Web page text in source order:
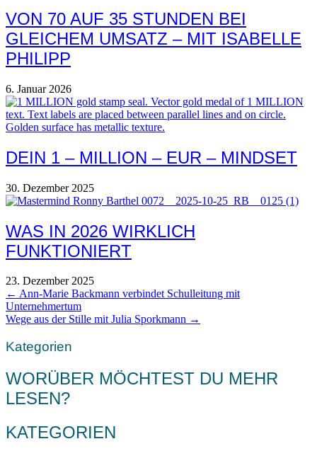
VON 70 AUF 35 STUNDEN BEI
GLEICHEM UMSATZ – MIT ISABELLE
PHILIPP
6. Januar 2026
DEIN 1 – MILLION – EUR – MINDSET
30. Dezember 2025
WAS IN 2026 WIRKLICH
FUNKTIONIERT
23. Dezember 2025
POSTS
NAVIGATION
← Ann-Marie Backmann verbindet Schulleitung mit
Unternehmertum
Wege aus der Stille mit Julia Sporkmann →
Kategorien
WORÜBER MÖCHTEST DU MEHR
LESEN?
KATEGORIEN